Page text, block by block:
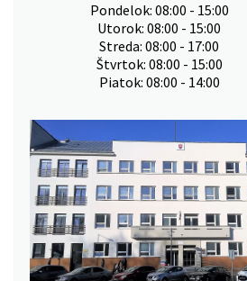
Pondelok: 08:00 - 15:00
Utorok: 08:00 - 15:00
Streda: 08:00 - 17:00
Štvrtok: 08:00 - 15:00
Piatok: 08:00 - 14:00